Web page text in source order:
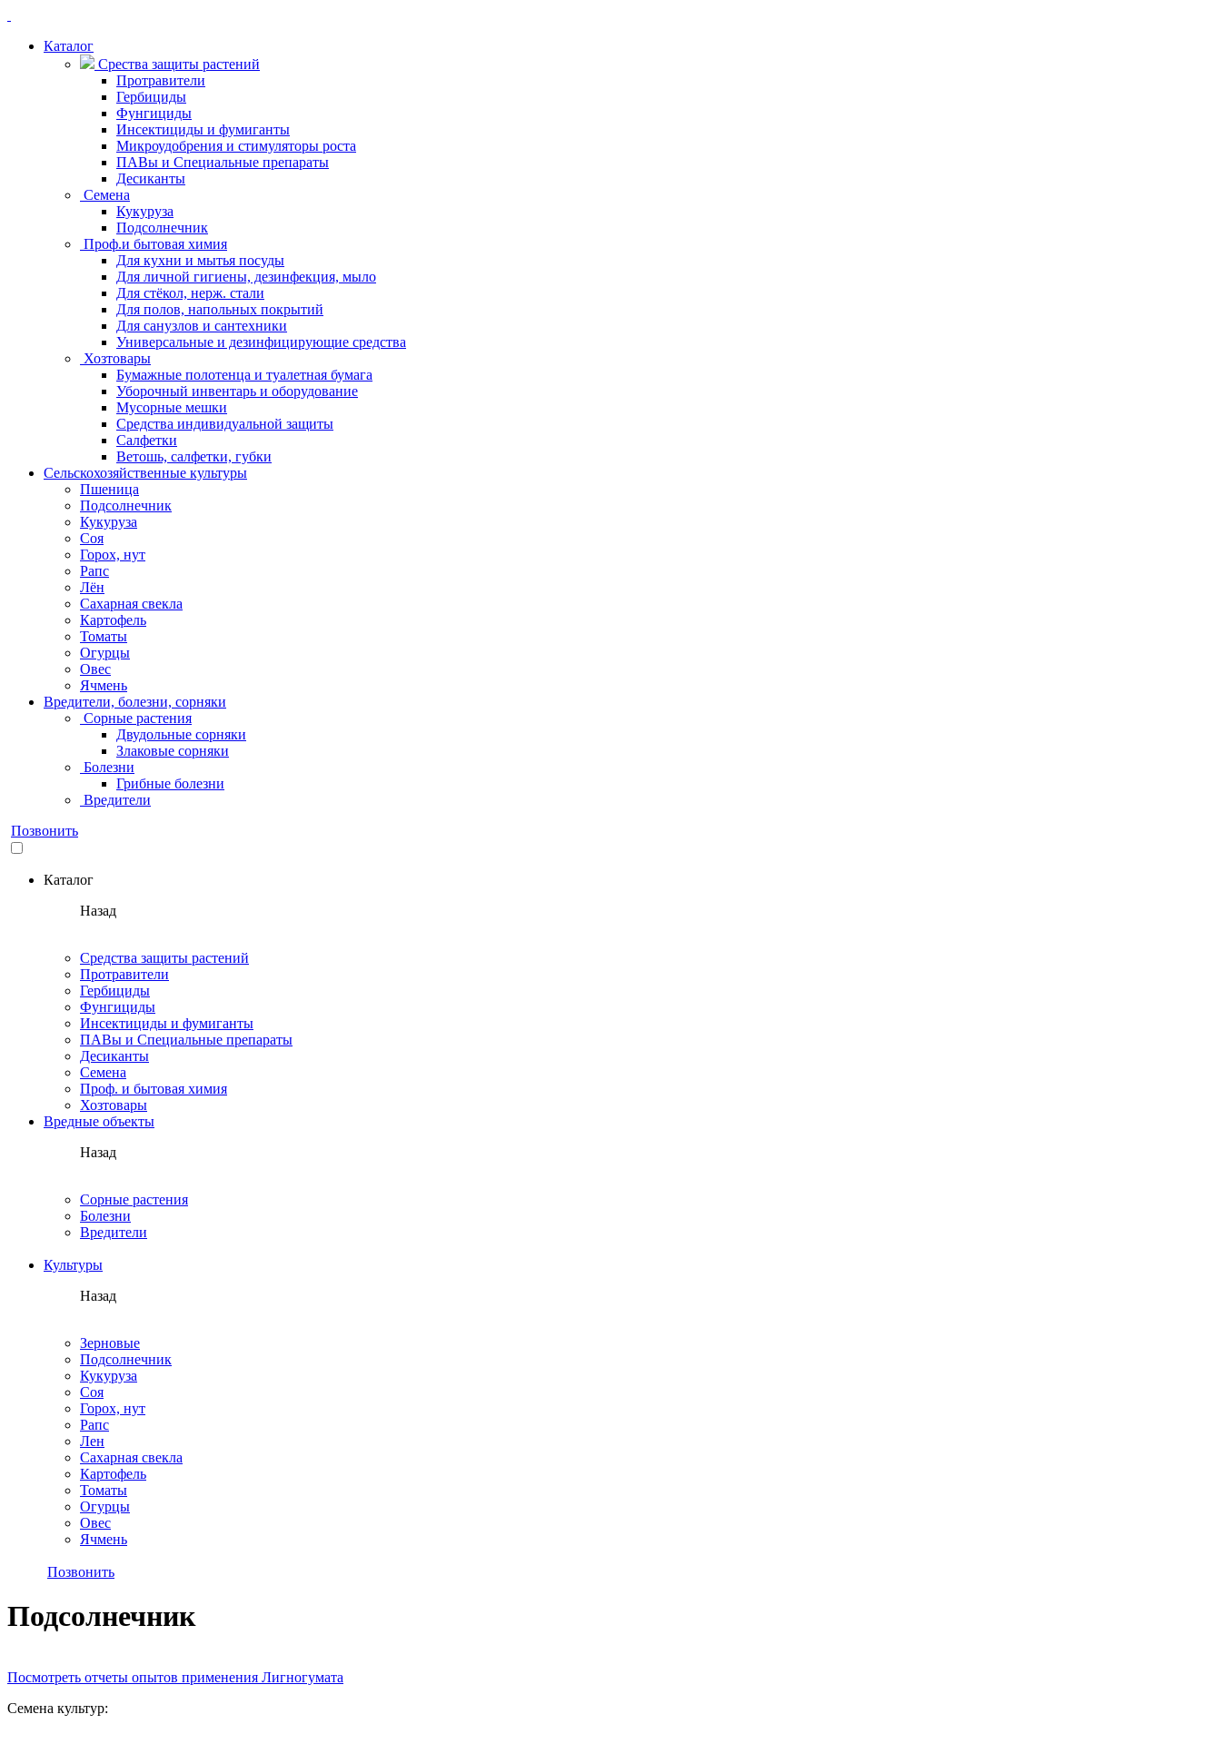
Каталог
Срества защиты растений
Протравители
Гербициды
Фунгициды
Инсектициды и фумиганты
Микроудобрения и стимуляторы роста
ПАВы и Специальные препараты
Десиканты
Семена
Кукуруза
Подсолнечник
Проф.и бытовая химия
Для кухни и мытья посуды
Для личной гигиены, дезинфекция, мыло
Для стёкол, нерж. стали
Для полов, напольных покрытий
Для санузлов и сантехники
Универсальные и дезинфицирующие средства
Хозтовары
Бумажные полотенца и туалетная бумага
Уборочный инвентарь и оборудование
Мусорные мешки
Средства индивидуальной защиты
Салфетки
Ветошь, салфетки, губки
Сельскохозяйственные культуры
Пшеница
Подсолнечник
Кукуруза
Соя
Горох, нут
Рапс
Лён
Сахарная свекла
Картофель
Томаты
Огурцы
Овес
Ячмень
Вредители, болезни, сорняки
Сорные растения
Двудольные сорняки
Злаковые сорняки
Болезни
Грибные болезни
Вредители
Позвонить
Каталог
Назад
Средства защиты растений
Протравители
Гербициды
Фунгициды
Инсектициды и фумиганты
ПАВы и Специальные препараты
Десиканты
Семена
Проф. и бытовая химия
Хозтовары
Вредные объекты
Назад
Сорные растения
Болезни
Вредители
Культуры
Назад
Зерновые
Подсолнечник
Кукуруза
Соя
Горох, нут
Рапс
Лен
Сахарная свекла
Картофель
Томаты
Огурцы
Овес
Ячмень
Позвонить
Подсолнечник
Посмотреть отчеты опытов применения Лигногумата
Семена культур: